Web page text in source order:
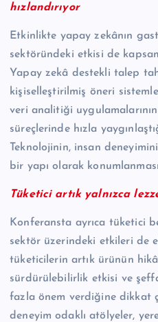
hızlandırıyor
Etkinlikte yapay zekânın
sektöründeki etkisi de
Yapay zekâ destekli talep
kişiselleştirilmiş öneri
veri analitiği
süreçlerinde hızla
Teknolojinin, insan
bir yapı olarak
Tüketici artık yalnızca
Konferansta ayrıca tüketici
sektör üzerindeki etkileri de
tüketicilerin artık ürünün
sürdürülebilirlik etkisi ve
fazla önem verdiğine dikkat
deneyim odaklı atölyeler,